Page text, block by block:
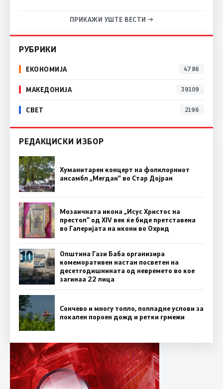
ПРИКАЖИ УШТЕ ВЕСТИ →
РУБРИКИ
ЕКОНОМИЈА 4786
МАКЕДОНИЈА 39109
СВЕТ 2196
РЕДАКЦИСКИ ИЗБОР
Хуманитарен концерт на фолклорниот
ансамбл „Мегдан” во Стар Дојран
Мозаичната икона „Исус Христос на
престол“ од XIV век ќе биде претставена
во Галеријата на икони во Охрид
Општина Гази Баба организира
комеморативен настан посветен на
десетгодишнината од невремето во кое
загинаа 22 лица
Сончево и многу топло, попладне услови за
локален пороен дожд и ретки грмежи